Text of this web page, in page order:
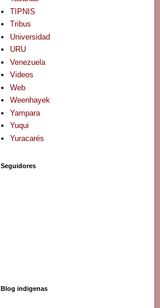
TIPNIS
Tribus
Universidad
URU
Venezuela
Videos
Web
Weenhayek
Yampara
Yuqui
Yuracarés
Seguidores
Blog indigenas